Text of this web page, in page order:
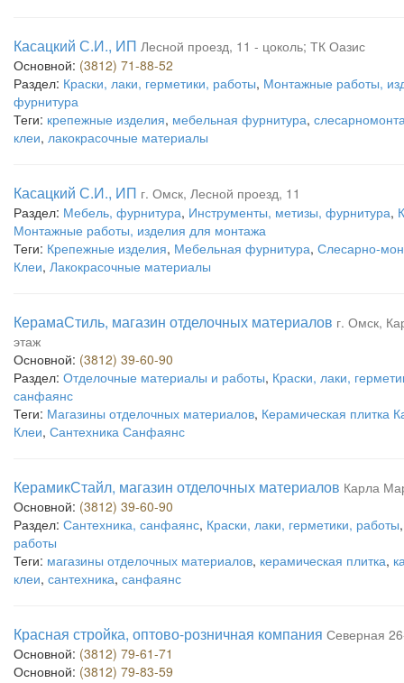
Касацкий С.И., ИП Лесной проезд, 11 - цоколь; ТК Оазис
Основной: (3812) 71-88-52
Раздел: Краски, лаки, герметики, работы, Монтажные работы,
фурнитура
Теги: крепежные изделия, мебельная фурнитура,
клеи, лакокрасочные материалы
Касацкий С.И., ИП г. Омск, Лесной проезд, 11
Раздел: Мебель, фурнитура, Инструменты, метизы, фурнитура,
Монтажные работы, изделия для монтажа
Теги: Крепежные изделия, Мебельная фурнитура, Слесарно-
Клеи, Лакокрасочные материалы
КерамаСтиль, магазин отделочных материалов г. Омск,
этаж
Основной: (3812) 39-60-90
Раздел: Отделочные материалы и работы, Краски, лаки,
санфаянс
Теги: Магазины отделочных материалов, Керамическая плитка
Клеи, Сантехника Санфаянс
КерамикСтайл, магазин отделочных материалов Карла
Основной: (3812) 39-60-90
Раздел: Сантехника, санфаянс, Краски, лаки, герметики, работы
работы
Теги: магазины отделочных материалов, керамическая плитка,
клеи, сантехника, санфаянс
Красная стройка, оптово-розничная компания Северная
Основной: (3812) 79-61-71
Основной: (3812) 79-83-59